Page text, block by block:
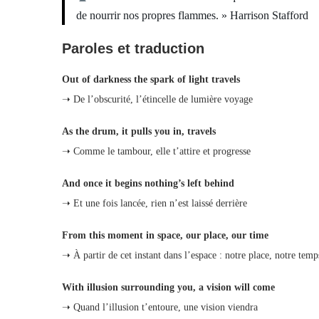
de nourrir nos propres flammes. » Harrison Stafford
Paroles et traduction
Out of darkness the spark of light travels
➝ De l’obscurité, l’étincelle de lumière voyage
As the drum, it pulls you in, travels
➝ Comme le tambour, elle t’attire et progresse
And once it begins nothing’s left behind
➝ Et une fois lancée, rien n’est laissé derrière
From this moment in space, our place, our time
➝ À partir de cet instant dans l’espace : notre place, notre
With illusion surrounding you, a vision will come
➝ Quand l’illusion t’entoure, une vision viendra